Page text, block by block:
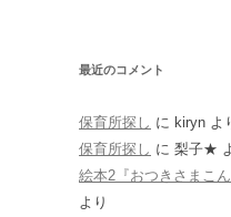
最近のコメント
保育所探し に kiryn よ
保育所探し に 梨子★
絵本2『おつきさまこん
より